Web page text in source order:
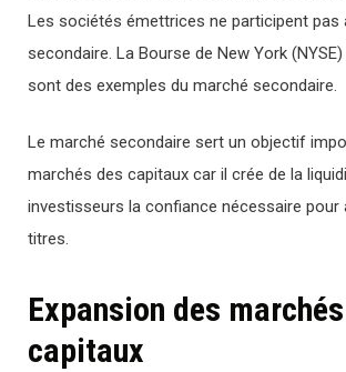
Les sociétés émettrices ne participent pas
secondaire. La Bourse de New York
sont des exemples du marché secondaire.
Le marché secondaire sert un objectif
marchés des capitaux car il crée de la
investisseurs la confiance nécessaire pour
titres.
Expansion des
capitaux